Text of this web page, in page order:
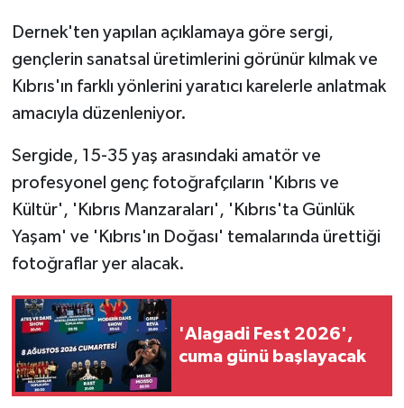
Dernek'ten yapılan açıklamaya göre sergi,
gençlerin sanatsal üretimlerini görünür kılmak ve
Kıbrıs'ın farklı yönlerini yaratıcı karelerle anlatmak
amacıyla düzenleniyor.
Sergide, 15-35 yaş arasındaki amatör ve
profesyonel genç fotoğrafçıların 'Kıbrıs ve
Kültür', 'Kıbrıs Manzaraları', 'Kıbrıs'ta Günlük
Yaşam' ve 'Kıbrıs'ın Doğası' temalarında ürettiği
fotoğraflar yer alacak.
'Alagadi Fest 2026',
cuma günü başlayacak
LEFKOŞA
MAGAZİN
Nöbetçi Eczaneler
ÖZEL HABER
SAĞLIK
SPOR
TATLISU